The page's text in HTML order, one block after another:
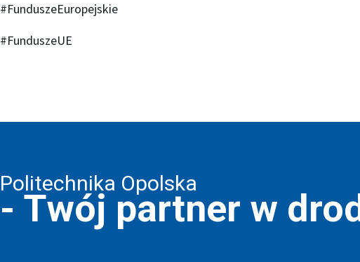
#FunduszeEuropejskie
#FunduszeUE
Politechnika Opolska
- Twój partner w